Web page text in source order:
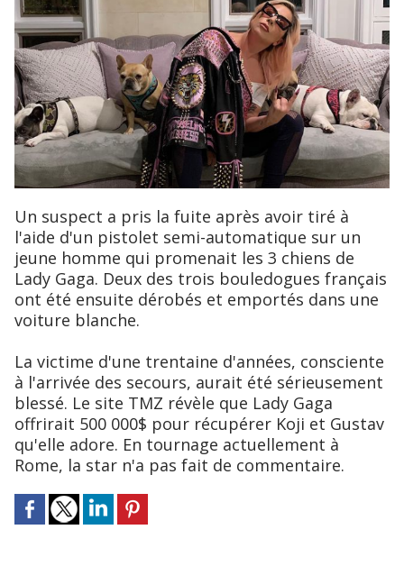
Un suspect a pris la fuite après avoir tiré à
l'aide d'un pistolet semi-automatique sur un
jeune homme qui promenait les 3 chiens de
Lady Gaga. Deux des trois bouledogues français
ont été ensuite dérobés et emportés dans une
voiture blanche.
La victime d'une trentaine d'années, consciente
à l'arrivée des secours, aurait été sérieusement
blessé. Le site TMZ révèle que Lady Gaga
offrirait 500 000$ pour récupérer Koji et Gustav
qu'elle adore. En tournage actuellement à
Rome, la star n'a pas fait de commentaire.